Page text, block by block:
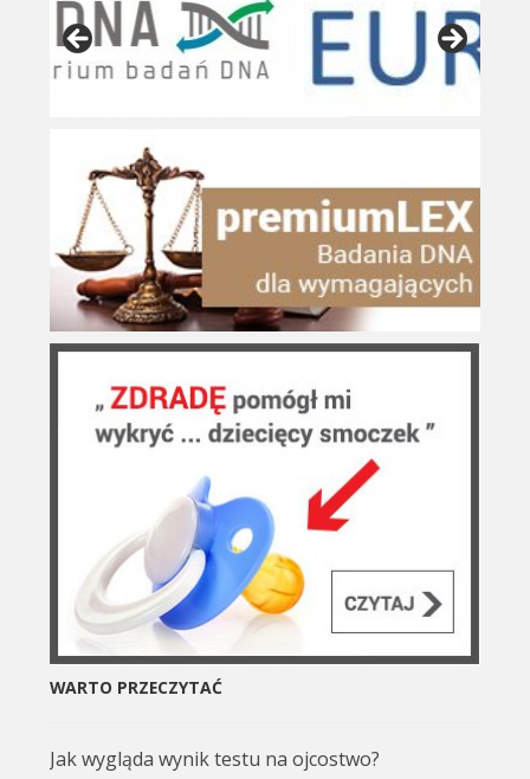
WARTO PRZECZYTAĆ
Jak wygląda wynik testu na ojcostwo?